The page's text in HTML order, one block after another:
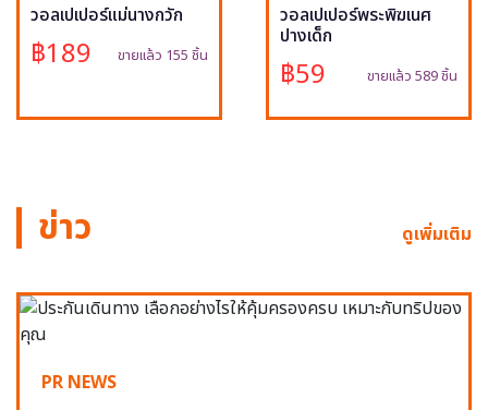
วอลเปเปอร์แม่นางกวัก
฿189 ขายแล้ว 155 ชิ้น
วอลเปเปอร์พระพิฆเนศ
ปางเด็ก
฿59 ขายแล้ว 589 ชิ้น
ข่าว ดูเพิ่มเติม
PR NEWS